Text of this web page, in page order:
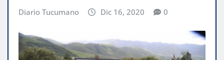
Diario Tucumano Dic 16, 2020 0